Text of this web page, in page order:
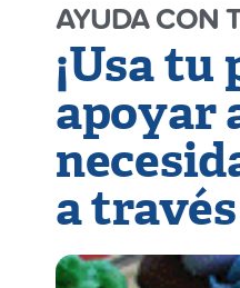
AYUDA CON
¡Usa
apoyar
a